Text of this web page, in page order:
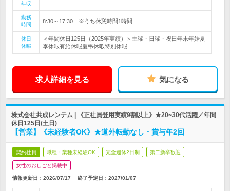
年収
勤務
時間
8:30～17:30 ※うち休憩時間1時間
休日
休暇
＜年間休日125日（2025年実績）＞土曜・日曜・祝日年末年始夏
季休暇有給休暇慶弔休暇特別休暇
求人詳細を見る 気になる
株式会社共成レンテム | 《正社員登用実績9割以上》★20~30代活躍／年間
休日125日(土日)
【営業】《未経験者OK》★道外転勤なし・賞与年2回
契約社員 職種・業種未経験OK 完全週休2日制 第二新卒歓迎
女性のおしごと掲載中
情報更新日：2026/07/17 終了予定日： 2027/01/07